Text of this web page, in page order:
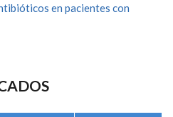
en pacientes con